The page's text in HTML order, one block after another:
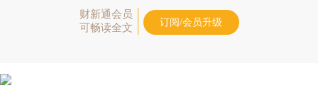
财新通会员
可畅读全文
订阅/会员升级